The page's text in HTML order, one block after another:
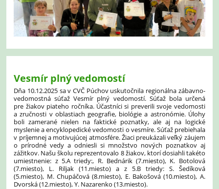
Vesmír plný vedomostí
Dňa 10.12.2025 sa v CVČ Púchov uskutočnila regionálna zábavno-
vedomostná súťažVesmír plný vedomostí. Súťaž bola určená
pre žiakov piateho ročníka. Účastníci si preverili svoje vedomosti
a zručnosti v oblastiach geografie, biológie a astronómie. Úlohy
boli zamerané nielen na faktické poznatky, ale aj na logické
myslenie a encyklopedické vedomosti o vesmíre. Súťaž prebiehala
v príjemnej a motivujúcej atmosfére. Žiaci preukázali veľký záujem
o prírodné vedy a odniesli si množstvo nových poznatkov aj
zážitkov. Našu školu reprezentovalo 8 žiakov, ktorí dosiahli takéto
umiestnenie: z 5.A triedy:, R. Bednárik (7.miesto), K. Botolová
(7.miesto), L. Riljak (11.miesto) a z 5.B triedy: S. Šedíková
(5.miesto), M. Chupáčová (8.miesto), E. Bakošová (10.miesto), A.
Dvorská (12.miesto), Y. Nazarenko (13.miesto).